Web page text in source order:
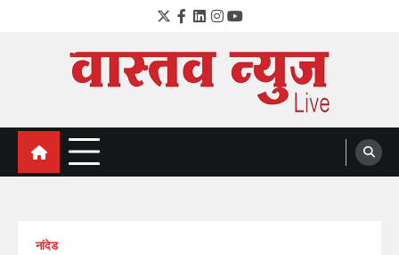
Twitter
Facebook
LinkedIn
Instagram
YouTube
VastavNEWSLive.com
a leading NEWS portal of Maharahstra
नांदेड